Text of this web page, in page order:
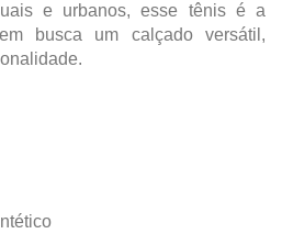
e urbanos, esse tênis é a
busca um calçado versátil,